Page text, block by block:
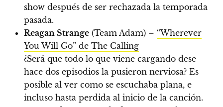
show después de ser rechazada la temporada
pasada.
Reagan Strange (Team Adam) – “Wherever
You Will Go” de The Calling
¿Será que todo lo que viene cargando dese
hace dos episodios la pusieron nerviosa? Es
posible al ver como se escuchaba plana, e
incluso hasta perdida al inicio de la canción.